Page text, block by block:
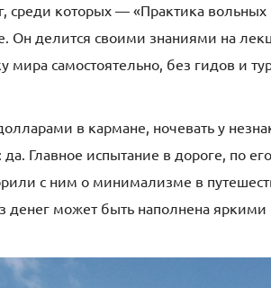
среди которых — «Практика вольных
Он делится своими знаниями на
мира самостоятельно, без гидов и
в кармане, ночевать у
Главное испытание в дороге, по
с ним о минимализме в
денег может быть наполнена яркими